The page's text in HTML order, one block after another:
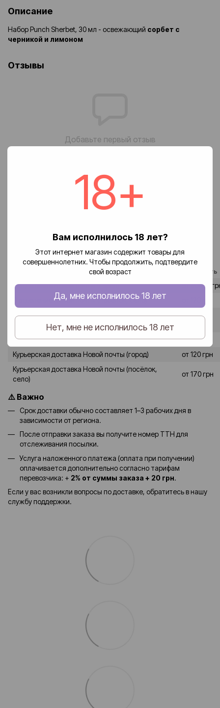
18+
Вам исполнилось 18 лет?
Этот интернет магазин содержит товары для
совершеннолетних. Чтобы продолжить, подтвердите
свой возраст
Да, мне исполнилось 18 лет
Нет, мне не исполнилось 18 лет
Описание
Набор Punch Sherbet, 30 мл - освежающий сорбет с
черникой и лимоном
Отзывы
Добавьте первый отзыв
Написать отзыв
Доставка Оплата
🚚 Стоимость доставки
«Новая почта».
Стоимость
В отделение Новой почты (город)
от 80–90
В отделение Новой почты (посёлок, село)
В почтомат Новой почты (город)
от 90-100
В почтомат Новой почты (посёлок, село)
от 130 грн
Курьерская доставка Новой почты (город)
от 120 грн
Курьерская доставка Новой почты (посёлок,
село)
от 170 грн
⚠️ Важно
Срок доставки обычно составляет 1–3 рабочих дня в
зависимости от региона.
После отправки заказа вы получите номер ТТН для
отслеживания посылки.
Услуга наложенного платежа (оплата при получении)
оплачивается дополнительно согласно тарифам
перевозчика: + 2% от суммы заказа + 20 грн.
Если у вас возникли вопросы по доставке, обратитесь в нашу
службу поддержки.